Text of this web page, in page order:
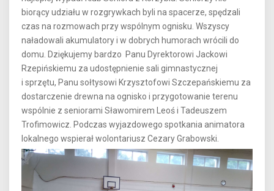
biorący udziału w rozgrywkach byli na spacerze, spędzali
czas na rozmowach przy wspólnym ognisku. Wszyscy
naładowali akumulatory i w dobrych humorach wrócili do
domu. Dziękujemy bardzo Panu Dyrektorowi Jackowi
Rzepińskiemu za udostępnienie sali gimnastycznej
i sprzętu, Panu sołtysowi Krzysztofowi Szczepańskiemu za
dostarczenie drewna na ognisko i przygotowanie terenu
wspólnie z seniorami Sławomirem Leoś i Tadeuszem
Trofimowicz. Podczas wyjazdowego spotkania animatora
lokalnego wspierał wolontariusz Cezary Grabowski.